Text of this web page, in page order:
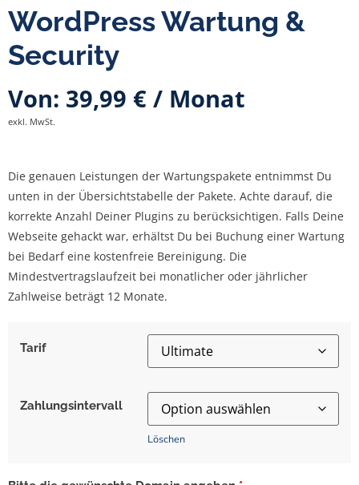
WordPress Wartung &
Security
Von: 39,99 € / Monat
exkl. MwSt.
Die genauen Leistungen der Wartungspakete entnimmst Du
unten in der Übersichtstabelle der Pakete. Achte darauf, die
korrekte Anzahl Deiner Plugins zu berücksichtigen. Falls Deine
Webseite gehackt war, erhältst Du bei Buchung einer Wartung
bei Bedarf eine kostenfreie Bereinigung. Die
Mindestvertragslaufzeit bei monatlicher oder jährlicher
Zahlweise beträgt 12 Monate.
Tarif
Zahlungsintervall
Löschen